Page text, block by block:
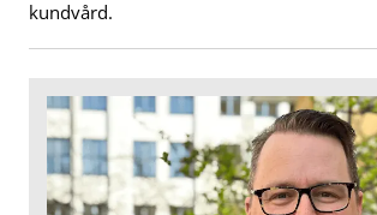
kundvård.